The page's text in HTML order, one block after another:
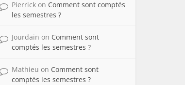
Pierrick on Comment sont comptés
les semestres ?
Jourdain on Comment sont
comptés les semestres ?
Mathieu on Comment sont
comptés les semestres ?